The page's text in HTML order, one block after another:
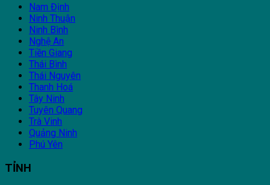
Nam Định
Ninh Thuận
Ninh Bình
Nghệ An
Tiền Giang
Thái Bình
Thái Nguyên
Thanh Hoá
Tây Ninh
Tuyên Quang
Trà Vinh
Quảng Ninh
Phú Yên
TỈNH